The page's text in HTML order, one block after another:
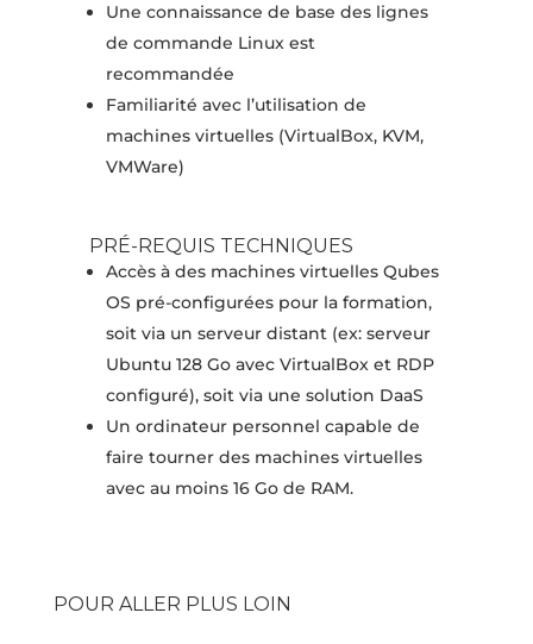
Une connaissance de base des lignes
de commande Linux est
recommandée
Familiarité avec l’utilisation de
machines virtuelles (VirtualBox, KVM,
VMWare)
PRÉ-REQUIS TECHNIQUES
Accès à des machines virtuelles Qubes
OS pré-configurées pour la formation,
soit via un serveur distant (ex: serveur
Ubuntu 128 Go avec VirtualBox et RDP
configuré), soit via une solution DaaS
Un ordinateur personnel capable de
faire tourner des machines virtuelles
avec au moins 16 Go de RAM.
POUR ALLER PLUS LOIN